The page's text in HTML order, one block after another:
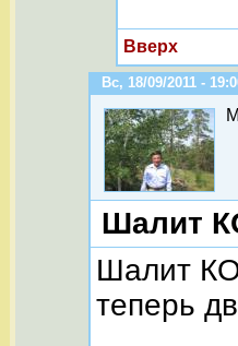
Вверх
Вс, 18/09/2011 -
Шалит
Шалит
теперь